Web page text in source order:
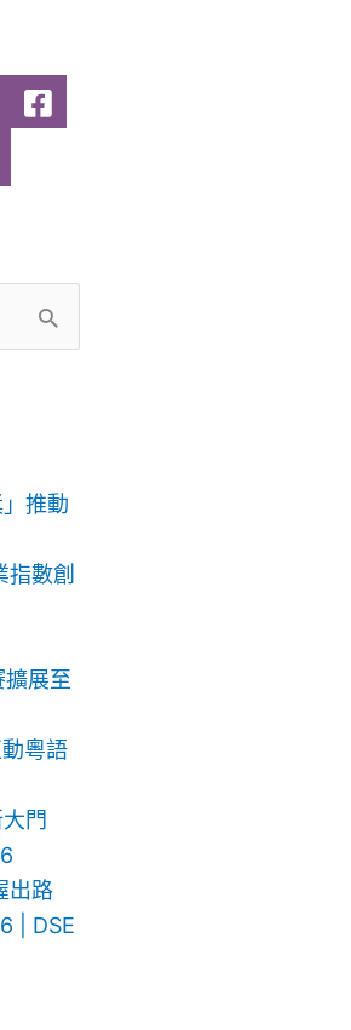
推動
數創
展至
粵語
門
出路
| DSE